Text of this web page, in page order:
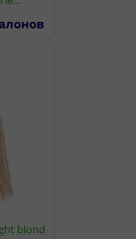
blond